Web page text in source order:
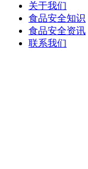
关于我们
食品安全知识
食品安全资讯
联系我们